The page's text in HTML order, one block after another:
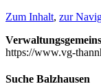
Zum Inhalt, zur
https://www.vg-
Suche Balzhausen